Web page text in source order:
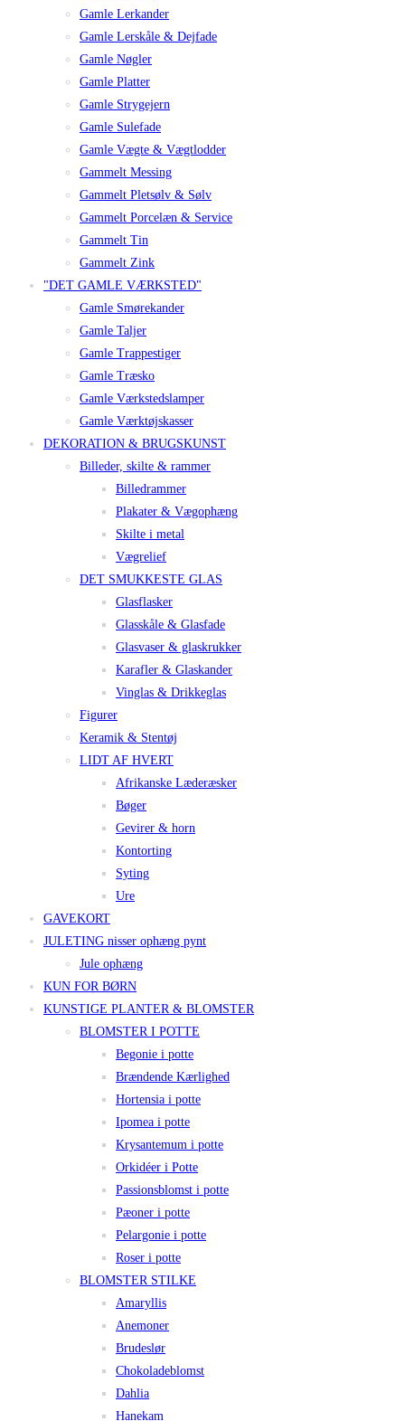
Gamle Lerkander
Gamle Lerskåle & Dejfade
Gamle Nøgler
Gamle Platter
Gamle Strygejern
Gamle Sulefade
Gamle Vægte & Vægtlodder
Gammelt Messing
Gammelt Pletsølv & Sølv
Gammelt Porcelæn & Service
Gammelt Tin
Gammelt Zink
"DET GAMLE VÆRKSTED"
Gamle Smørekander
Gamle Taljer
Gamle Trappestiger
Gamle Træsko
Gamle Værkstedslamper
Gamle Værktøjskasser
DEKORATION & BRUGSKUNST
Billeder, skilte & rammer
Billedrammer
Plakater & Vægophæng
Skilte i metal
Vægrelief
DET SMUKKESTE GLAS
Glasflasker
Glasskåle & Glasfade
Glasvaser & glaskrukker
Karafler & Glaskander
Vinglas & Drikkeglas
Figurer
Keramik & Stentøj
LIDT AF HVERT
Afrikanske Læderæsker
Bøger
Gevirer & horn
Kontorting
Syting
Ure
GAVEKORT
JULETING nisser ophæng pynt
Jule ophæng
KUN FOR BØRN
KUNSTIGE PLANTER & BLOMSTER
BLOMSTER I POTTE
Begonie i potte
Brændende Kærlighed
Hortensia i potte
Ipomea i potte
Krysantemum i potte
Orkidéer i Potte
Passionsblomst i potte
Pæoner i potte
Pelargonie i potte
Roser i potte
BLOMSTER STILKE
Amaryllis
Anemoner
Brudeslør
Chokoladeblomst
Dahlia
Hanekam